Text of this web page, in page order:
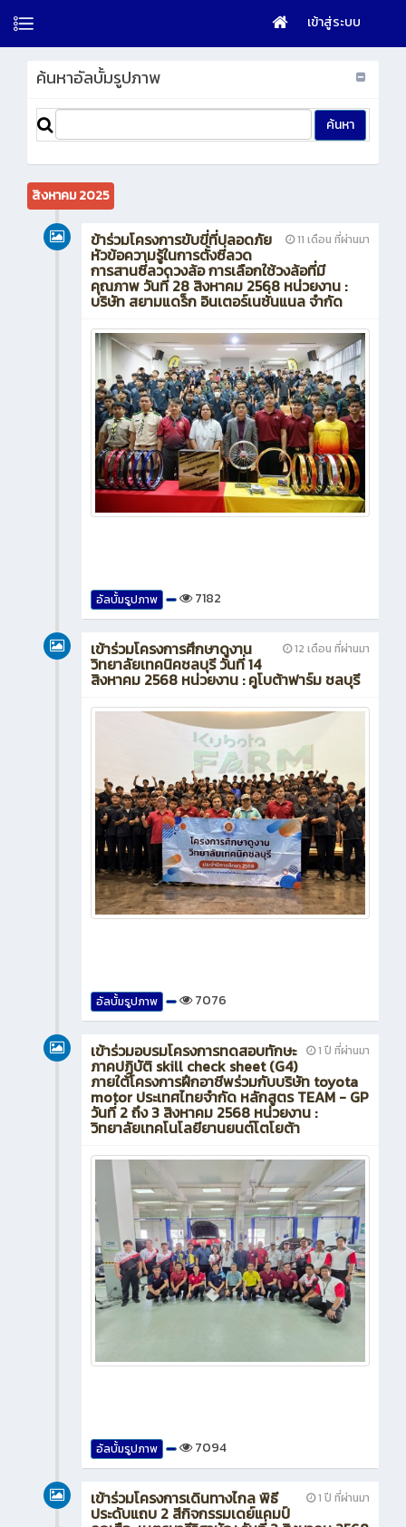
เข้าสู่ระบบ
ค้นหาอัลบั้มรูปภาพ
สิงหาคม 2025
11 เดือน ที่ผ่านมา
ข้าร่วมโครงการขับขี่ที่ปลอดภัย
หัวข้อความรู้ในการตั้งซี่ลวด
การสานซี่ลวดวงล้อ การเลือกใช้วงล้อที่มี
คุณภาพ วันที่ 28 สิงหาคม 2568 หน่วยงาน :
บริษัท สยามแดร็ก อินเตอร์เนชั่นแนล จำกัด
อัลบั้มรูปภาพ 7182
12 เดือน ที่ผ่านมา
เข้าร่วมโครงการศึกษาดูงาน
วิทยาลัยเทคนิคชลบุรี วันที่ 14
สิงหาคม 2568 หน่วยงาน : คูโบต้าฟาร์ม ชลบุรี
อัลบั้มรูปภาพ 7076
1 ปี ที่ผ่านมา
เข้าร่วมอบรมโครงการทดสอบทักษะ
ภาคปฏิบัติ skill check sheet (G4)
ภายใต้โครงการฝึกอาชีพร่วมกับบริษัท toyota
motor ประเทศไทยจำกัด หลักสูตร TEAM - GP
วันที่ 2 ถึง 3 สิงหาคม 2568 หน่วยงาน :
วิทยาลัยเทคโนโลยียานยนต์โตโยต้า
อัลบั้มรูปภาพ 7094
1 ปี ที่ผ่านมา
เข้าร่วมโครงการเดินทางไกล พิธี
ประดับแถบ 2 สีกิจกรรมเดย์แคมป์